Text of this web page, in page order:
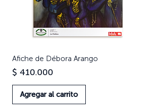
Afiche de Débora Arango
Precio
$ 410.000
Agregar al carrito